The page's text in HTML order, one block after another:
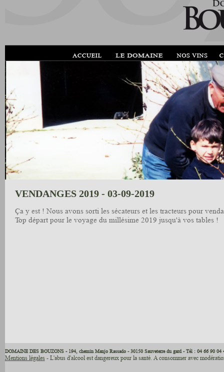
VENDANGES 2019 - 03-09-2019
Ça y est ! Nous avons sorti les sécateurs et les tracteurs pour
Top départ pour le voyage du millésime 2019 jusqu'à vos tables !
DOMAINE DES BOUZONS - 194, chemin Manjo Rassado - 30150 Sauveterre du gard - Tél : 04 66 90 04
Mentions légales- L'abus d'alcool est dangereux pour la santé. A consommer avec